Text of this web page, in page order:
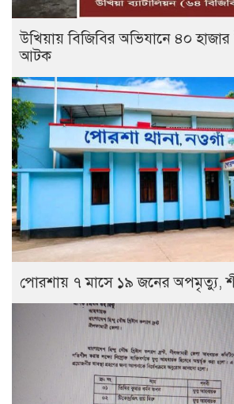
উখিয়ায় বিজিবির অভিযানে ৪০
আটক
পোরশায় ৭ মাসে ১৯ জনের অপমৃত্যু,